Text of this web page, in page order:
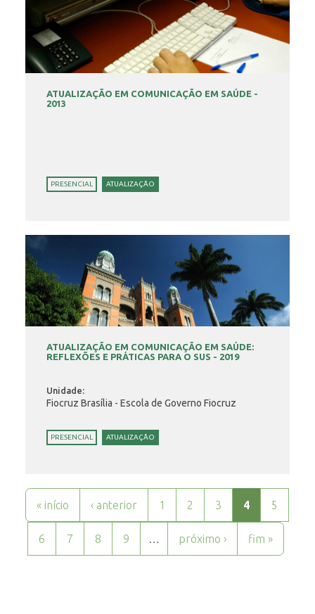
ATUALIZAÇÃO EM COMUNICAÇÃO EM SAÚDE -
2013
PRESENCIAL ATUALIZAÇÃO
ATUALIZAÇÃO EM COMUNICAÇÃO EM SAÚDE:
REFLEXÕES E PRÁTICAS PARA O SUS - 2019
Unidade:
Fiocruz Brasília - Escola de Governo Fiocruz
PRESENCIAL ATUALIZAÇÃO
Páginas
« início ‹ anterior 1 2 3 4 5
6 7 8 9 … próximo › fim »